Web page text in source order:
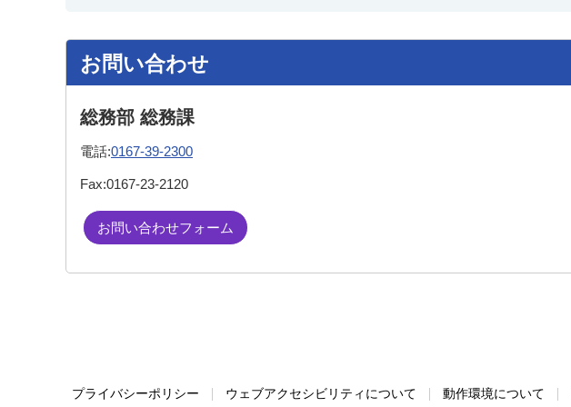
お問い合わせ
総務部 総務課
電話:0167-39-2300
Fax:0167-23-2120
お問い合わせフォーム
プライバシーポリシー ウェブアクセシビリティについて 動作環境について